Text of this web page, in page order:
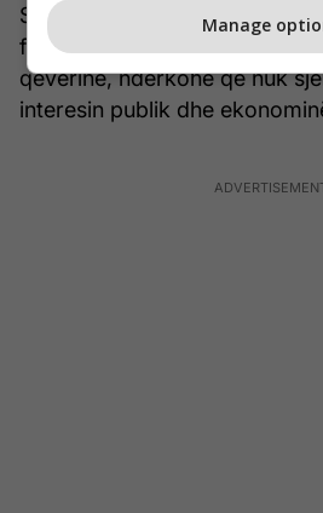
Sipas Preçit, ligji është
favorizon një grusht njerëzish
qeverinë, ndërkohë që nuk
interesin publik dhe
Manage